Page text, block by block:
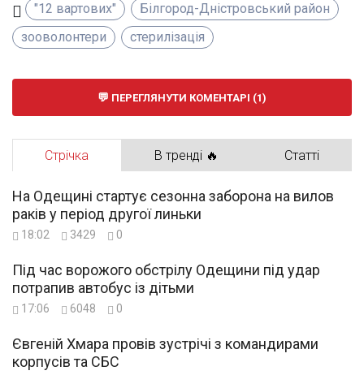
"12 вартових"
Білгород-Дністровський район
зооволонтери
стерилізація
ПЕРЕГЛЯНУТИ КОМЕНТАРІ (1)
Стрічка В тренді 🔥 Статті
На Одещині стартує сезонна заборона на вилов
раків у період другої линьки
18:02 3429 0
Під час ворожого обстрілу Одещини під удар
потрапив автобус із дітьми
17:06 6048 0
Євгеній Хмара провів зустрічі з командирами
корпусів та СБС